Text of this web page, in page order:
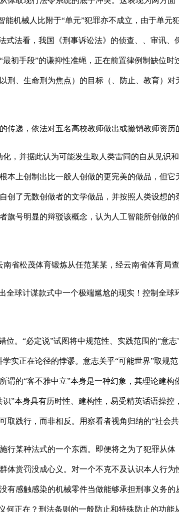
机械人比附于“单元”犯罪亦不成立，由于单元
法看，我国《刑事诉讼法》的侦查、、审讯
初手段”的谦抑性准绳，正在前置律例制缺位
、生命刑为焦点）的目标（、防止、教育）
递，依法对五名高校教师做出或撤销教师资历
并据此认为可能发生取人类雷同的自从见识
本上创制出比一般人创做的更完美的做品，但
创了无数创做者的文学做品，并按照人类设想
号明显的辩驳该概念，认为人工智能所创做
松茂体育锻炼从任范某某，经云南省体育局查
球计谋款式中一个极端尴尬的现实！控制全球
“必定说”试图将中规范性、实践范围的“意
实正在论径的悖谬。意志关乎“可能世界”取规
的“客不雅中立”本身是一种幻象，其理论建
”本身具有历时性、建构性，易受精英话语操
践行，而非相反。用察看者视角归纳的“社会
某种法式的一个东西。即便将之为了犯罪从体
赏罚没成心义。对一个不克不及认识本人行
有感触感染的机械零件当做能够承担刑事义务
何正在？刑法条则的一般防止和特殊防止的功